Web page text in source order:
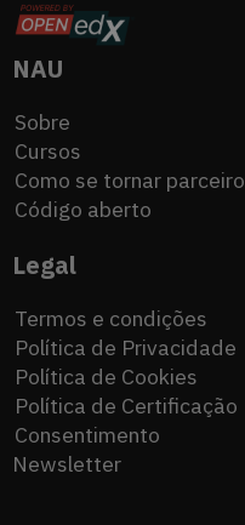
lista
de
email
NAU
NAU
no
NAU
Sobre
Cursos
Como se tornar parceiro
Código aberto
Legal
Termos e condições
Política de Privacidade
Política de Cookies
Política de Certificação
Consentimento
Newsletter